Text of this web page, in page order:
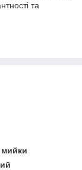
та
мийки